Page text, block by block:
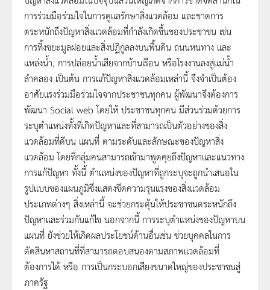
การร่วมมือร่วมใจในการดูแลรักษาสิ่งแวดล้อม และขาดการ
ตระหนักถึงปัญหาสิ่งแวดล้อมที่กำลังเกิดขึ้นของประชาชน เช่น
การทิ้งขยะมูลฝอยและสิ่งปฏิกูลลงบนพื้นดิน ถนนหนทาง และ
แหล่งน้ำ, การปล่อยน้ำเสียจากบ้านเรือน หรือโรงงานลงสู่แม่น้ำ
ลำคลอง เป็นต้น การแก้ปัญหาสิ่งแวดล้อมเหล่านี้ จึงจำเป็นต้อง
อาศัยแรงร่วมมือร่วมใจจากประชาชนทุกคน ผู้พัฒนาจึงต้องการ
พัฒนา Social web โดยให้ ประชาชนทุกคน มีส่วนร่วมด้วยการ
ระบุตำแหน่งทั้งที่เกิดปัญหาและที่สามารถเป็นตัวอย่างของสิ่ง
แวดล้อมที่ดีบน แผนที่ ตามระดับและลักษณะของปัญหาสิ่ง
แวดล้อม โดยที่กลุ่มคนสามารถเข้ามาพูดคุยถึงปัญหาและแนวทาง
การแก้ปัญหา ทั้งนี้ ตำแหน่งของปัญหาที่ถูกระบุจะถูกนำเสนอใน
รูปแบบของแผนภูมิซึ่งแสดงขีดความรุนแรงของสิ่งแวดล้อม
ประเภทต่างๆ สิ่งเหล่านี้ จะช่วยกระตุ้นให้ประชาชนตระหนักถึง
ปัญหาและร่วมกันแก้ไข นอกจากนี้ การระบุตำแหน่งของปัญหาบน
แผนที่ ยังช่วยให้เกิดผลประโยชน์ด้านอื่นเช่น ช่วยบุคคลในการ
ตัดสินหาสถานที่ที่สามารถตอบสนองตามสภาพแวดล้อมที่
ต้องการได้ หรือ การเป็นกระบอกเสียงขนาดใหญ่ของประชาชนสู่
ภาครัฐ